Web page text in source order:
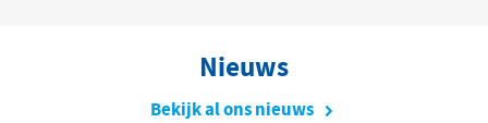
Nieuws
Bekijk al ons nieuws